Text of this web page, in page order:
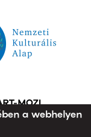
a webhelyen